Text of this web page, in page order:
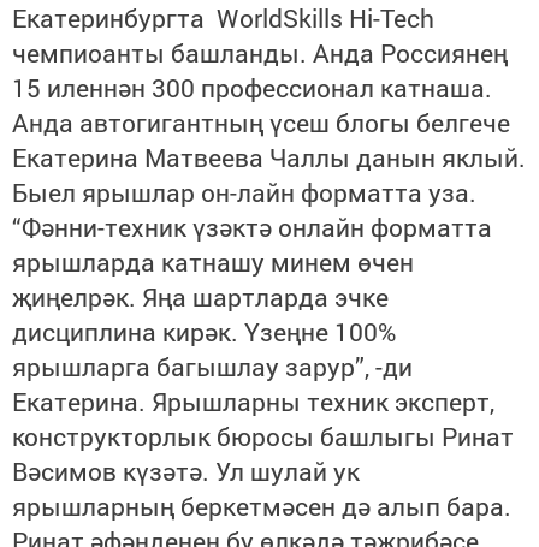
Екатеринбургта WorldSkills Hi-Tech
чемпиоанты башланды. Анда Россиянең
15 иленнән 300 профессионал катнаша.
Анда автогигантның үсеш блогы белгече
Екатерина Матвеева Чаллы данын яклый.
Быел ярышлар он-лайн форматта уза.
“Фәнни-техник үзәктә онлайн форматта
ярышларда катнашу минем өчен
җиңелрәк. Яңа шартларда эчке
дисциплина кирәк. Үзеңне 100%
ярышларга багышлау зарур”, -ди
Екатерина. Ярышларны техник эксперт,
конструкторлык бюросы башлыгы Ринат
Вәсимов күзәтә. Ул шулай ук
ярышларның беркетмәсен дә алып бара.